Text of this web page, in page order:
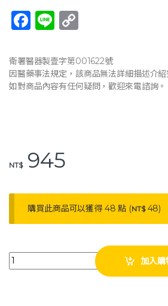
F
c
e
b
k
Li
e p
y
Li
衛署醫器製壹字第001622號
因醫藥事法規定，該商品無法詳細描述介紹
如對商品內容有任何疑問，歡迎來電諮詢。
NT$945
購買此商品可以獲得 48 點 (NT$48)
Spirit 精國 CK-521 三角豪華型反射神經鎚
加入購